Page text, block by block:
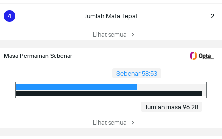
4 Jumlah Mata Tepat 2
Lihat semua
Masa Permainan Sebenar
Sebenar 58:53
Jumlah masa 96:28
Lihat semua